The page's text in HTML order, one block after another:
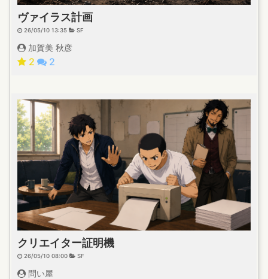
ヴァイラス計画
26/05/10 13:35 SF
加賀美 秋彦
2 2
クリエイター証明機
26/05/10 08:00 SF
問い屋